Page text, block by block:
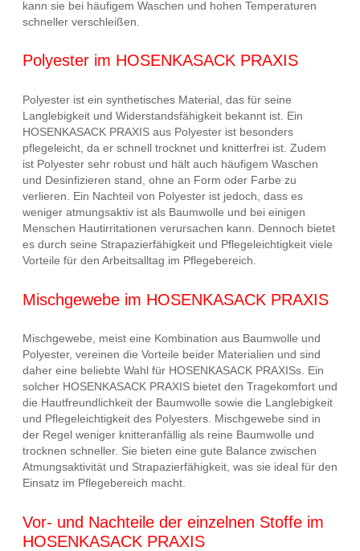
kann sie bei häufigem Waschen und hohen Temperaturen
schneller verschleißen.
Polyester im HOSENKASACK PRAXIS
Polyester ist ein synthetisches Material, das für seine
Langlebigkeit und Widerstandsfähigkeit bekannt ist. Ein
HOSENKASACK PRAXIS aus Polyester ist besonders
pflegeleicht, da er schnell trocknet und knitterfrei ist. Zudem
ist Polyester sehr robust und hält auch häufigem Waschen
und Desinfizieren stand, ohne an Form oder Farbe zu
verlieren. Ein Nachteil von Polyester ist jedoch, dass es
weniger atmungsaktiv ist als Baumwolle und bei einigen
Menschen Hautirritationen verursachen kann. Dennoch bietet
es durch seine Strapazierfähigkeit und Pflegeleichtigkeit viele
Vorteile für den Arbeitsalltag im Pflegebereich.
Mischgewebe im HOSENKASACK PRAXIS
Mischgewebe, meist eine Kombination aus Baumwolle und
Polyester, vereinen die Vorteile beider Materialien und sind
daher eine beliebte Wahl für HOSENKASACK PRAXISs. Ein
solcher HOSENKASACK PRAXIS bietet den Tragekomfort und
die Hautfreundlichkeit der Baumwolle sowie die Langlebigkeit
und Pflegeleichtigkeit des Polyesters. Mischgewebe sind in
der Regel weniger knitteranfällig als reine Baumwolle und
trocknen schneller. Sie bieten eine gute Balance zwischen
Atmungsaktivität und Strapazierfähigkeit, was sie ideal für den
Einsatz im Pflegebereich macht.
Vor- und Nachteile der einzelnen Stoffe im
HOSENKASACK PRAXIS